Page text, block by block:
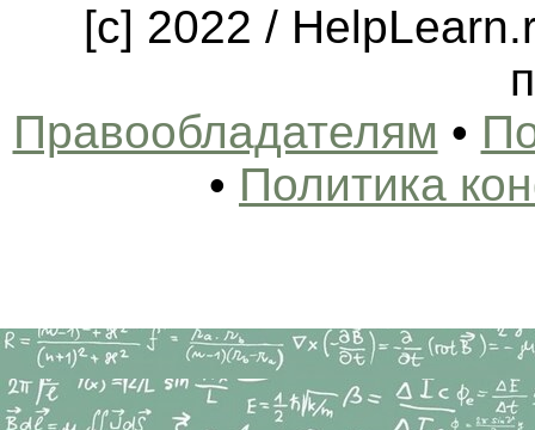
[c] 2022 /
Правообладателям •
• Политика